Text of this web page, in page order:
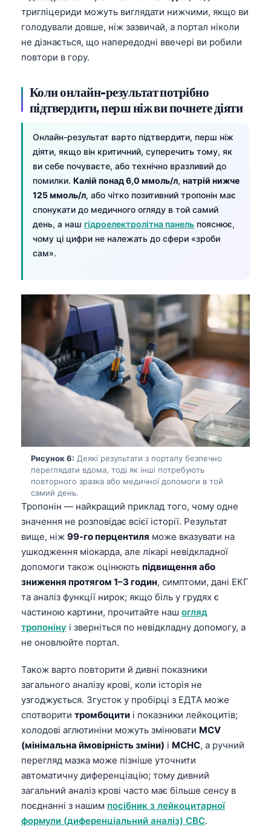
тригліцериди можуть виглядати нижчими, якщо ви
голодували довше, ніж зазвичай, а портал ніколи
не дізнається, що напередодні ввечері ви робили
повтори в гору.
Коли онлайн-результат потрібно
підтвердити, перш ніж ви почнете діяти
Онлайн-результат варто підтвердити, перш ніж
діяти, якщо він критичний, суперечить тому, як
ви себе почуваєте, або технічно вразливий до
помилки. Калій понад 6,0 ммоль/л, натрій нижче
125 ммоль/л, або чітко позитивний тропонін має
спонукати до медичного огляду в той самий
день, а наш гідроелектролітна панель пояснює,
чому ці цифри не належать до сфери «зроби
сам».
Рисунок 6: Деякі результати з порталу безпечно
переглядати вдома, тоді як інші потребують
повторного зразка або медичної допомоги в той
самий день.
Тропонін — найкращий приклад того, чому одне
значення не розповідає всієї історії. Результат
вище, ніж 99-го перцентиля може вказувати на
ушкодження міокарда, але лікарі невідкладної
допомоги також оцінюють підвищення або
зниження протягом 1–3 годин, симптоми, дані ЕКГ
та аналіз функції нирок; якщо біль у грудях є
частиною картини, прочитайте наш огляд
тропоніну і зверніться по невідкладну допомогу, а
не оновлюйте портал.
Також варто повторити й дивні показники
загального аналізу крові, коли історія не
узгоджується. Згусток у пробірці з ЕДТА може
спотворити тромбоцити і показники лейкоцитів;
холодові аглютиніни можуть змінювати MCV
(мінімальна ймовірність зміни) і MCHC, а ручний
перегляд мазка може пізніше уточнити
автоматичну диференціацію; тому дивний
загальний аналіз крові часто має більше сенсу в
поєднанні з нашим посібник з лейкоцитарної
формули (диференціальний аналіз) CBC.
বাংলা
اردو
తెలుగు
தமிழ்
ಕನ್ನಡ
Bahasa Melayu
Tiếng Việt
Tagalog
ဗမာစာ
ភាសាខ្មែរ
አማርኛ
O‘zbekcha
Català
Hrvatski
Slovenčina
پښتو
سنڌي
සිංහල
Galego
Latviešu valoda
Македонски јазик
Euskara
Gàidhlig
Occitan
العربية المغربية
Afrikaans
Монгол
Basa Jawa
ئۇيغۇرچە